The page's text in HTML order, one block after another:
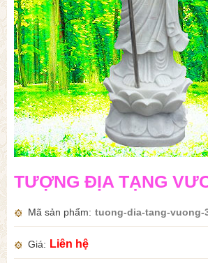
TƯỢNG ĐỊA TẠNG
Mã sản phẩm tuong-dia-tang-vuong-
Giá Liên hệ